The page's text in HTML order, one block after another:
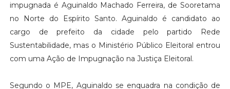
impugnada é Aguinaldo Machado Ferreira, de Sooretama
no Norte do Espírito Santo. Aguinaldo é candidato ao
cargo de prefeito da cidade pelo partido Rede
Sustentabilidade, mas o Ministério Público Eleitoral entrou
com uma Ação de Impugnação na Justiça Eleitoral.
Segundo o MPE, Aguinaldo se enquadra na condição de